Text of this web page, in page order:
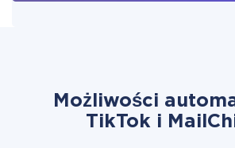
Możliwości
TikTok i